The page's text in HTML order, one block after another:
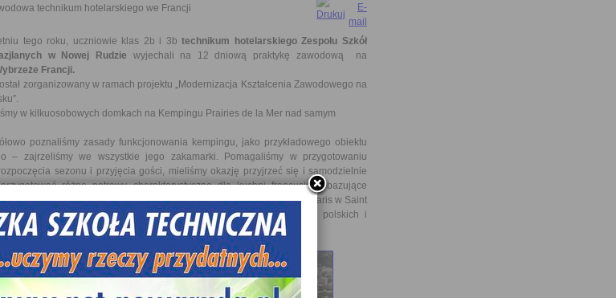
technikum hotelarskiego we Francji
tego roku, uczniowie klas 2b i 3b technikum hotelarskiego Zespołu Szkół
w Nowej Rudzie wyjechali na 12 dniową praktykę zawodową na
Francji.
zorganizowany w ramach projektu „Modernizacja Kształcenia Zawodowego na
w kilkuosobowych domkach na Kempingu Prairies de la Mer nad samym
poznaliśmy zasady funkcjonowania kempingu, jako przykładowego obiektu
– zajrzeliśmy we wszystkie jego zakamarki. Pomagaliśmy w przygotowaniu
sezonu i przyjęcia gości, mieliśmy okazję przyjrzeć się i samodzielnie
różne potrawy charakterystyczne dla kuchni francuskiej, bazujące
morza. Byliśmy w nowoczesnym, bardzo drogim 5* Hotelu de Paris w Saint
nam to możliwość porównania funkcjonowania najlepszych hoteli polskich i